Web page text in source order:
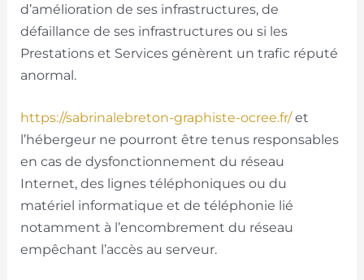
d’amélioration de ses infrastructures, de
défaillance de ses infrastructures ou si les
Prestations et Services génèrent un trafic réputé
anormal.
https://sabrinalebreton-graphiste-ocree.fr/et
l’hébergeur ne pourront être tenus responsables
en cas de dysfonctionnement du réseau
Internet, des lignes téléphoniques ou du
matériel informatique et de téléphonie lié
notamment à l’encombrement du réseau
empêchant l’accès au serveur.